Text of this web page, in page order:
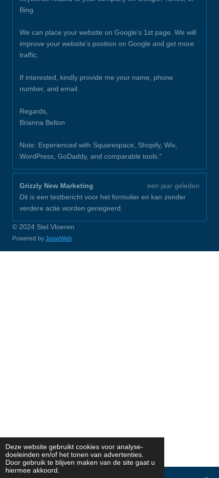
Deze website gebruikt cookies voor analyse-
doeleinden en/of het tonen van advertenties.
Door gebruik te blijven maken van de site gaat u
hiermee akkoord.
Bing.
We can place your website on Google's 1st page. We will
improve your website’s position on Google and get more
traffic.
If interested, kindly provide me your name, phone
number, and email.
Regards,
Brianna Belton
Note: Experienced with Squarespace, Shopify, Wix,
WordPress, GoDaddy, and comparable tools."
Grizzly New Marketing
een jaar geleden
Dit is een testbericht voor het formulier en kan zonder
verdere actie worden genegeerd.
© 2024 Stel Vloeren
Powered by JouwWeb